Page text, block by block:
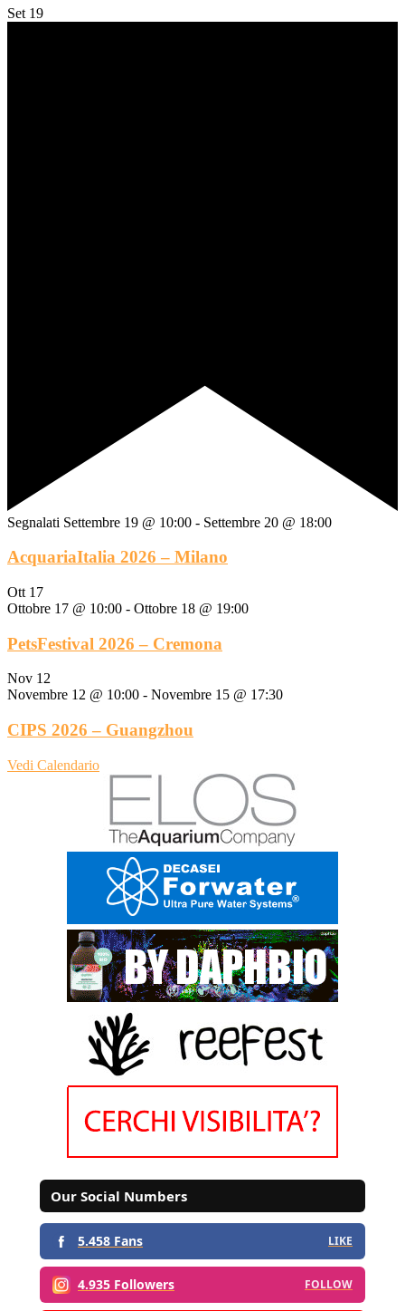
Set 19
Segnalati Settembre 19 @ 10:00 - Settembre 20 @ 18:00
AcquariaItalia 2026 – Milano
Ott 17
Ottobre 17 @ 10:00 - Ottobre 18 @ 19:00
PetsFestival 2026 – Cremona
Nov 12
Novembre 12 @ 10:00 - Novembre 15 @ 17:30
CIPS 2026 – Guangzhou
Vedi Calendario
Our Social Numbers
5.458 Fans LIKE
4.935 Followers FOLLOW